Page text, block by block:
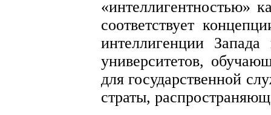
«интеллигентностью»
соответствует
интеллигенции
университетов,
для государственной
страты,